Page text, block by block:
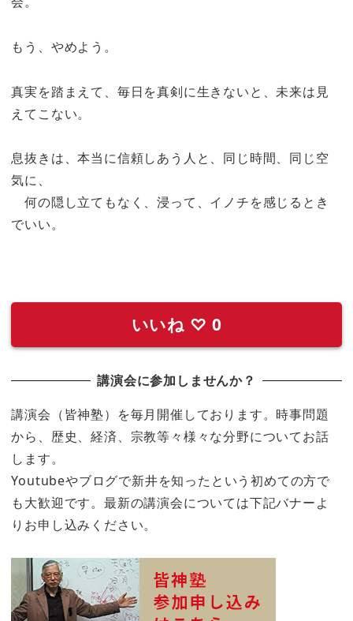
もう、やめよう。
真実を踏まえて、毎日を真剣に生きないと、未来は見
えてこない。
息抜きは、本当に信頼しあう人と、同じ時間、同じ空
気に、
何の隠し立てもなく、浸って、イノチを感じるとき
でいい。
いいね ♡ 0
講演会に参加しませんか？
講演会（皆神塾）を毎月開催しております。時事問題
から、歴史、経済、宗教等々様々な分野についてお話
します。
Youtubeやブログで新井を知ったという初めての方で
も大歓迎です。最新の講演会については下記バナーよ
りお申し込みください。